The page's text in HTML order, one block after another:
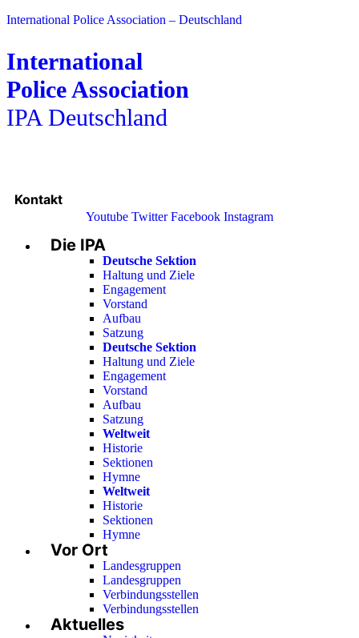
International Police Association – Deutschland
International
Police Association
IPA Deutschland
Kontakt
Youtube Twitter Facebook Instagram
Menu
Die IPA
Deutsche Sektion
Haltung und Ziele
Engagement
Vorstand
Aufbau
Satzung
Deutsche Sektion
Haltung und Ziele
Engagement
Vorstand
Aufbau
Satzung
Weltweit
Historie
Sektionen
Hymne
Weltweit
Historie
Sektionen
Hymne
Vor Ort
Landesgruppen
Landesgruppen
Verbindungsstellen
Verbindungsstellen
Aktuelles